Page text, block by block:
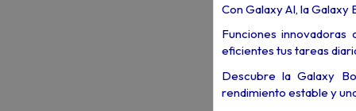
Con Galaxy AI, la Galaxy
Funciones
eficientes tus tareas
Descubre la Galaxy
rendimiento estable y